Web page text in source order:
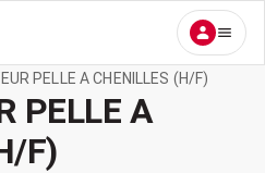
PELLE A CHENILLES (H/F)
PELLE A
F)